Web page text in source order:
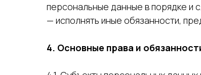
персональные данные в порядке и
— исполнять иные обязанности,
4. Основные права и